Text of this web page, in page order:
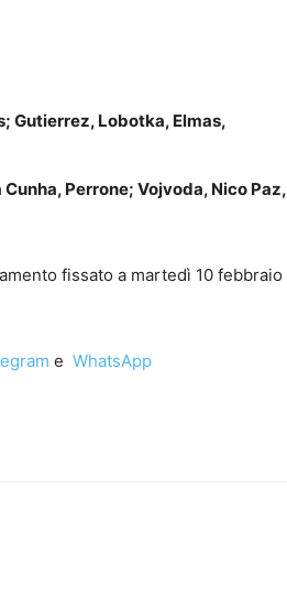
Gutierrez, Lobotka, Elmas,
Perrone; Vojvoda, Nico Paz,
fissato a martedì 10 febbraio
e WhatsApp